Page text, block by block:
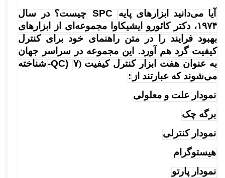
آیا می‌دانید ابزارهای پایه SPC چیست؟ در سال
۱۹۷۴، دکتر کائورو ایشیکاوا مجموعه‌ای از ابزارهای
بهبود فرایند را در متن راهنمای خود برای کنترل
کیفیت گرد هم آورد. این مجموعه در سراسر جهان
به عنوان هفت ابزار کنترل کیفیت (۷
-QC)شناخته
می‌شوند که عبارتند از :
نمودار علت و معلولی
برگه چک
نمودار کنترلی
هیستوگرام
نمودار پارتو